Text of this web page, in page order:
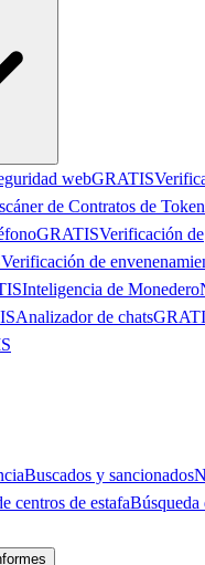
webGRATIS
de Contratos de Token
GRATISVerificación de
Verificación de
Inteligencia de Monedero
Analizador de chats
Buscados y sancionados
centros de estafaBúsqueda